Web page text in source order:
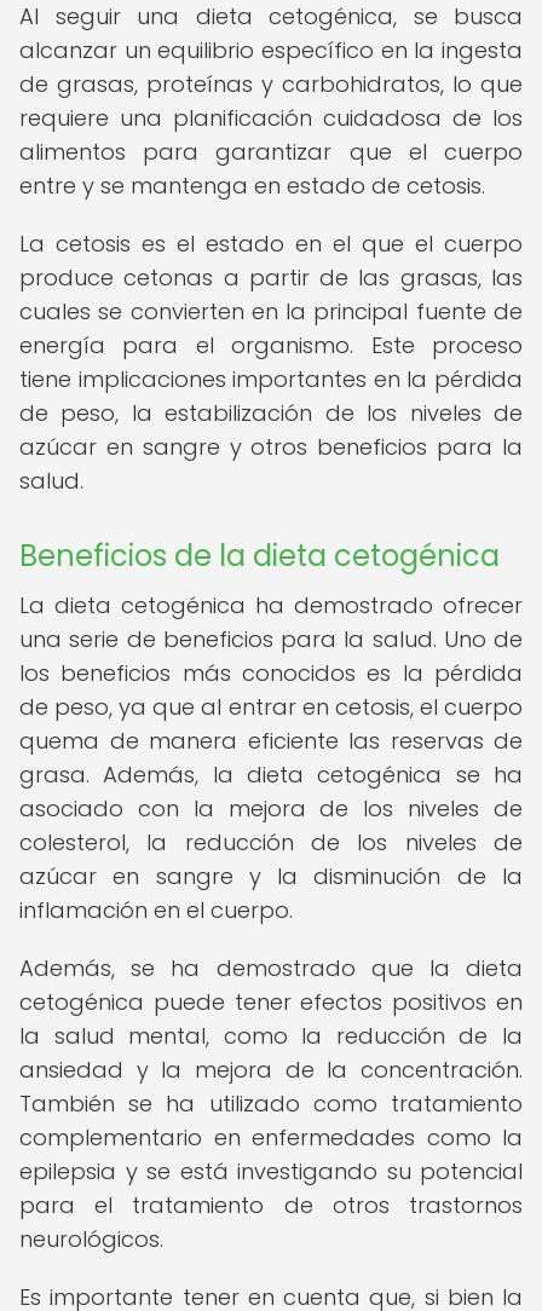
Al seguir una dieta cetogénica, se busca
alcanzar un equilibrio específico en la ingesta
de grasas, proteínas y carbohidratos, lo que
requiere una planificación cuidadosa de los
alimentos para garantizar que el cuerpo
entre y se mantenga en estado de cetosis.
La cetosis es el estado en el que el cuerpo
produce cetonas a partir de las grasas, las
cuales se convierten en la principal fuente de
energía para el organismo. Este proceso
tiene implicaciones importantes en la pérdida
de peso, la estabilización de los niveles de
azúcar en sangre y otros beneficios para la
salud.
Beneficios de la dieta cetogénica
La dieta cetogénica ha demostrado ofrecer
una serie de beneficios para la salud. Uno de
los beneficios más conocidos es la pérdida
de peso, ya que al entrar en cetosis, el cuerpo
quema de manera eficiente las reservas de
grasa. Además, la dieta cetogénica se ha
asociado con la mejora de los niveles de
colesterol, la reducción de los niveles de
azúcar en sangre y la disminución de la
inflamación en el cuerpo.
Además, se ha demostrado que la dieta
cetogénica puede tener efectos positivos en
la salud mental, como la reducción de la
ansiedad y la mejora de la concentración.
También se ha utilizado como tratamiento
complementario en enfermedades como la
epilepsia y se está investigando su potencial
para el tratamiento de otros trastornos
neurológicos.
Es importante tener en cuenta que, si bien la